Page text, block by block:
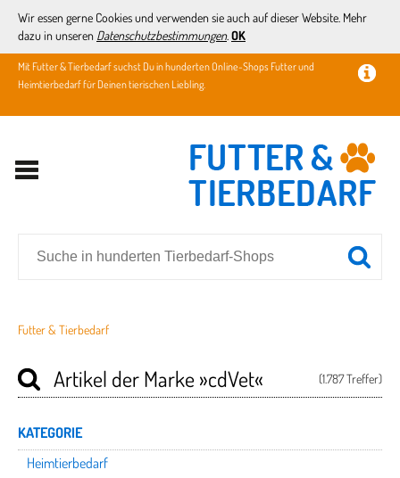
Wir essen gerne Cookies und verwenden sie auch auf dieser Website. Mehr
dazu in unseren Datenschutzbestimmungen. OK
Mit Futter & Tierbedarf suchst Du in hunderten Online-Shops Futter und
Heimtierbedarf für Deinen tierischen Liebling.
Futter & Tierbedarf
(1.787 Treffer)
Artikel der Marke»cdVet«
KATEGORIE
Heimtierbedarf